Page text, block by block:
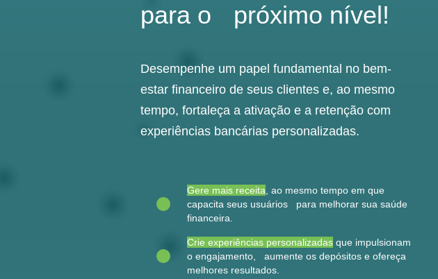
para o próximo nível!
Desempenhe um papel fundamental no bem-
estar financeiro de seus clientes e, ao mesmo
tempo, fortaleça a ativação e a retenção com
experiências bancárias personalizadas.
Gere mais receita , ao mesmo tempo em que
capacita seus usuários para melhorar sua saúde
financeira.
Crie experiências personalizadasque impulsionam
o engajamento, aumente os depósitos e ofereça
melhores resultados.